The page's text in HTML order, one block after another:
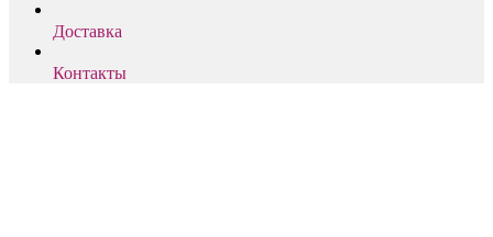
Доставка
Контакты